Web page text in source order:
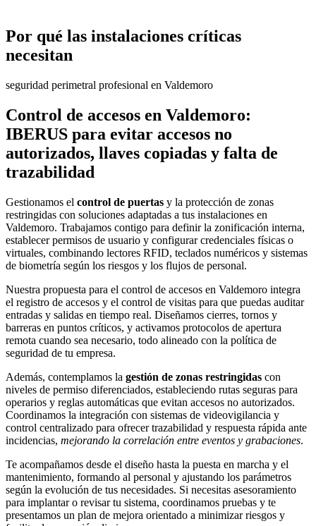
Por qué las instalaciones críticas
necesitan
seguridad perimetral profesional en Valdemoro
Control de accesos en Valdemoro:
IBERUS para evitar accesos no
autorizados, llaves copiadas y falta de
trazabilidad
Gestionamos el control de puertas y la protección de zonas
restringidas con soluciones adaptadas a tus instalaciones en
Valdemoro. Trabajamos contigo para definir la zonificación interna,
establecer permisos de usuario y configurar credenciales físicas o
virtuales, combinando lectores RFID, teclados numéricos y sistemas
de biometría según los riesgos y los flujos de personal.
Nuestra propuesta para el control de accesos en Valdemoro integra
el registro de accesos y el control de visitas para que puedas auditar
entradas y salidas en tiempo real. Diseñamos cierres, tornos y
barreras en puntos críticos, y activamos protocolos de apertura
remota cuando sea necesario, todo alineado con la política de
seguridad de tu empresa.
Además, contemplamos la gestión de zonas restringidas con
niveles de permiso diferenciados, estableciendo rutas seguras para
operarios y reglas automáticas que evitan accesos no autorizados.
Coordinamos la integración con sistemas de videovigilancia y
control centralizado para ofrecer trazabilidad y respuesta rápida ante
incidencias, mejorando la correlación entre eventos y grabaciones.
Te acompañamos desde el diseño hasta la puesta en marcha y el
mantenimiento, formando al personal y ajustando los parámetros
según la evolución de tus necesidades. Si necesitas asesoramiento
para implantar o revisar tu sistema, coordinamos pruebas y te
presentamos un plan de mejora orientado a minimizar riesgos y